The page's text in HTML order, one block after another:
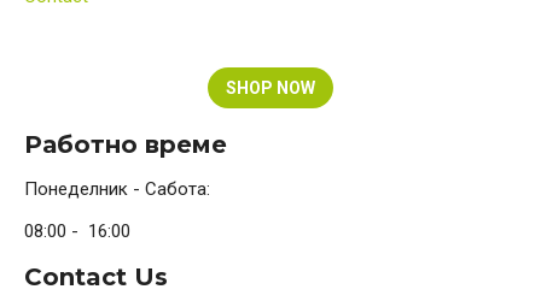
k
SHOP NOW
Работно време
Понеделник - Сабота:
08:00 - 16:00
Contact Us